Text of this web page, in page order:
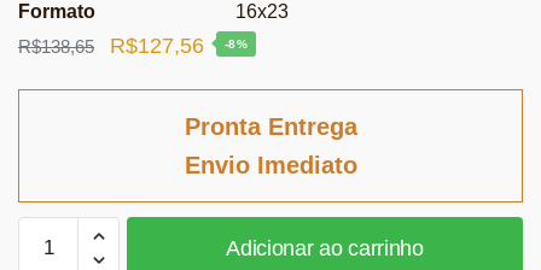
Formato
16x23
R$138,65
O
R$127,56O
atual
-8%
Pronta Entrega
Envio Imediato
Críticos
Adicionar ao carrinho